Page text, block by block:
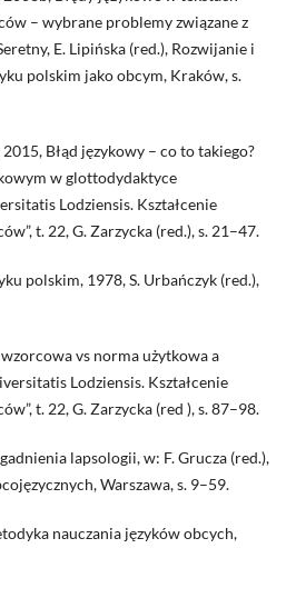
– wybrane problemy związane z
E. Lipińska (red.), Rozwijanie i
polskim jako obcym, Kraków, s.
Błąd językowy – co to takiego?
w glottodydaktyce
Lodziensis. Kształcenie
t. 22, G. Zarzycka (red.), s. 21–47.
polskim, 1978, S. Urbańczyk (red.),
vs norma użytkowa a
Lodziensis. Kształcenie
t. 22, G. Zarzycka (red ), s. 87–98.
lapsologii, w: F. Grucza (red.),
Warszawa, s. 9–59.
nauczania języków obcych,